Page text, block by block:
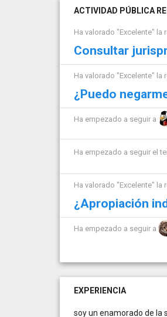
ACTIVIDAD PÚBLICA
Ha valorado "Excelente" la
Consultar
Ha valorado "Excelente" la
¿Puedo
Ha empezado a seguir a
Ha empezado a seguir el
Ha valorado "Excelente" la
¿Apropiación
Ha empezado a seguir a
EXPERIENCIA
soy un enamorado de la